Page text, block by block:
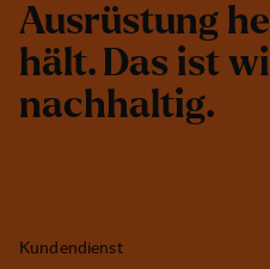
Ausrüstung he
hält. Das ist wi
nachhaltig.
Kundendienst